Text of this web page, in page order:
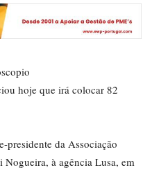
hoje que irá colocar 82
presidente da Associação
à agência Lusa, em